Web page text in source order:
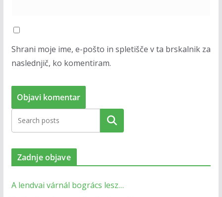
Shrani moje ime, e-pošto in spletišče v ta brskalnik za
naslednjič, ko komentiram.
Zadnje objave
A lendvai várnál bogrács lesz…